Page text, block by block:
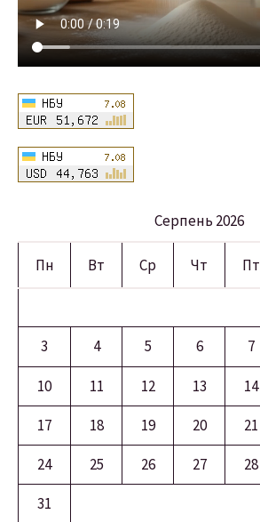
Серпень 2026
Пн Вт Ср Чт Пт
3
4 5 6 7
10 11 12 13 14
17
18 19 20 21
24
25 26 27 28
31